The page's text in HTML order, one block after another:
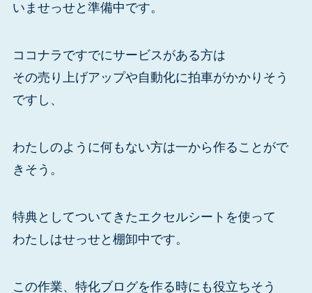
いませっせと準備中です。
ココナラですでにサービスがある方は
その売り上げアップや自動化に拍車がかかりそう
ですし、
わたしのように何もない方は一から作ることがで
きそう。
特典としてついてきたエクセルシートを使って
わたしはせっせと棚卸中です。
この作業、特化ブログを作る時にも役立ちそう